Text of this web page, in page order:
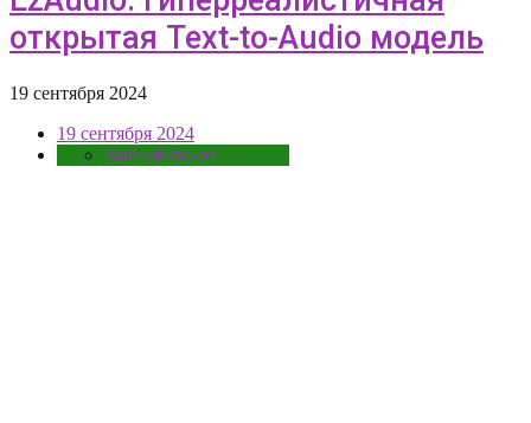
открытая Text-to-Audio модель
19 сентября 2024
19 сентября 2024
State-of-the-art